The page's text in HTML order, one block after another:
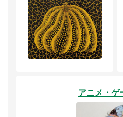
アニメ・ゲ